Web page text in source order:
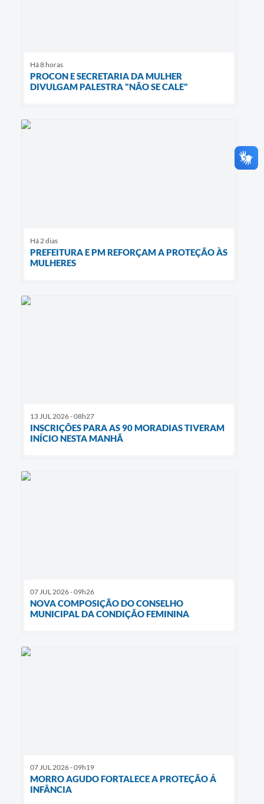
Há 8 horas
PROCON E SECRETARIA DA MULHER
DIVULGAM PALESTRA "NÃO SE CALE"
Há 2 dias
PREFEITURA E PM REFORÇAM A PROTEÇÃO ÀS
MULHERES
13 JUL 2026 - 08h27
INSCRIÇÕES PARA AS 90 MORADIAS TIVERAM
INÍCIO NESTA MANHÃ
07 JUL 2026 - 09h26
NOVA COMPOSIÇÃO DO CONSELHO
MUNICIPAL DA CONDIÇÃO FEMININA
07 JUL 2026 - 09h19
MORRO AGUDO FORTALECE A PROTEÇÃO Á
INFÂNCIA